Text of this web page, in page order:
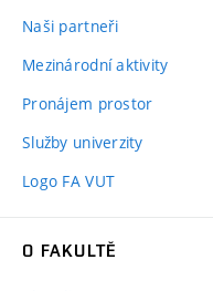
Naši partneři
Mezinárodní aktivity
Pronájem prostor
Služby univerzity
Logo FA VUT
O FAKULTĚ